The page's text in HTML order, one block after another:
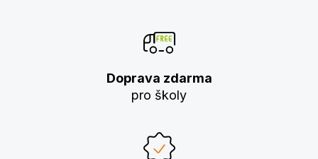
Doprava zdarma
pro školy